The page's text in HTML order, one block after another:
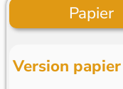
Papier
Version papier